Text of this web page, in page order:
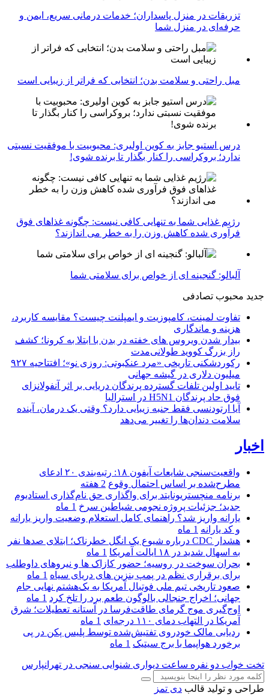
تزریقات در منزل پاسداران؛ خدمات درمانی سریع، ایمن و
حرفه‌ای در منزل شما
مبل راحتی و سلامت بدن؛ انتخابی که فراتر از زیبایی است
درس استیو جابز به کوین اولیری: محبوبیت با موفقیت نسبتی
ندارد؛ بروکراسی را کنار بگذار تا برنده شوی!
رژیم غذایی شما به تنهایی کافی نیست: چگونه غذاهای فوق
فرآوری شده کاهش وزن را به خطر می اندازند؟
آلبالو: گنجینه ای از خواص برای سلامتی شما
جدید محبوب تصادفی
تفاوت لمینت، کامپوزیت و ایمپلنت چیست؟ مقایسه کاربرد،
هزینه و ماندگاری
بیدار شدن ویروس‌ های خفته در بدن با ابتلا به کرونا؛ کشف
راز بزرگ کووید طولانی‌مدت
رکوردشکنی تاریخی «مرد عنکبوتی: روزی نو»؛ افتتاحیه ۹۲۷
میلیون دلاری در گیشه جهانی
تایید اولین تلفات گسترده پرندگان دریایی بر اثر آنفولانزای
فوق حاد پرندگان H5N1 در استرالیا
آیا ارتودنسی فقط جنبه زیبایی دارد؟ وقتی یک درمان، آینده
سلامت دندان‌ها را تغییر می‌دهد
اخبار
واقعیت‌سنجی شایعات آیفون ۱۸: رتبه‌بندی ۲۰ ادعای
مطرح‌شده بر اساس احتمال وقوع 2 هفته
برنامه منچستریونایتد برای واگذاری حق نام‌گذاری استادیوم
جدید؛ جزئیات پروژه نجومی شیاطین سرخ 1 ماه
یارانه واریز شد؟ راهنمای کامل استعلام وضعیت واریز یارانه
و کد یارانه 1 ماه
هشدار CDC درباره شیوع یک انگل خطرناک؛ ابتلای صدها نفر
به اسهال شدید در ۱۸ ایالت آمریکا
1 ماه
بحران سوخت در روسیه؛ حضور کازاک‌ ها و نیروهای داوطلب
برای برقراری نظم در پمپ بنزین‌ های دریای سیاه 1 ماه
صعود تاریخی تیم ملی فوتبال آمریکا به یک‌هشتم نهایی جام
جهانی؛ اخراج جنجالی بالوگون طعم برد را تلخ کرد 1 ماه
اوج‌گیری موج گرمای طاقت‌فرسا در آستانه تعطیلات؛ شرق
آمریکا در التهاب دمای ۱۱۰ درجه‌ای
1 ماه
ردیابی مالک خودروی تفتیش‌شده توسط پلیس پکن در پی
برخورد هواپیما با برج سیتیک 1 ماه
تخت خواب دو نفره ساعت دیواری شنوایی سنجی در تهرانپارس
طراحی و تولید قالب دی تمز